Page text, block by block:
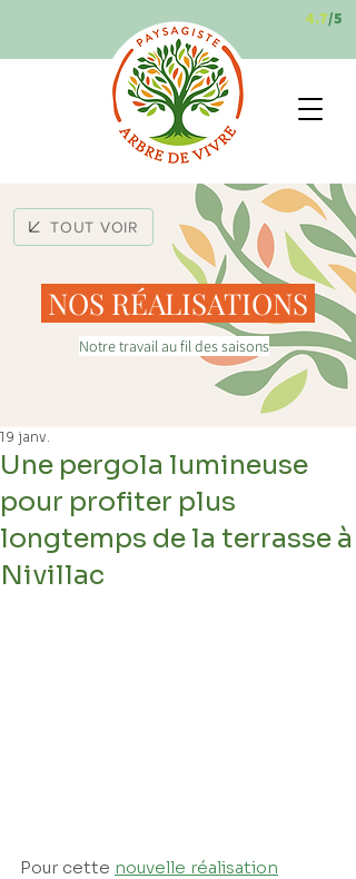
4.7/5
TOUT VOIR
NOS RÉALISATIONS
Notre travail au fil des saisons
Une pergola lumineuse
pour profiter plus
longtemps de la terrasse à
Nivillac
19 janv.
Pour cette nouvelle réalisation